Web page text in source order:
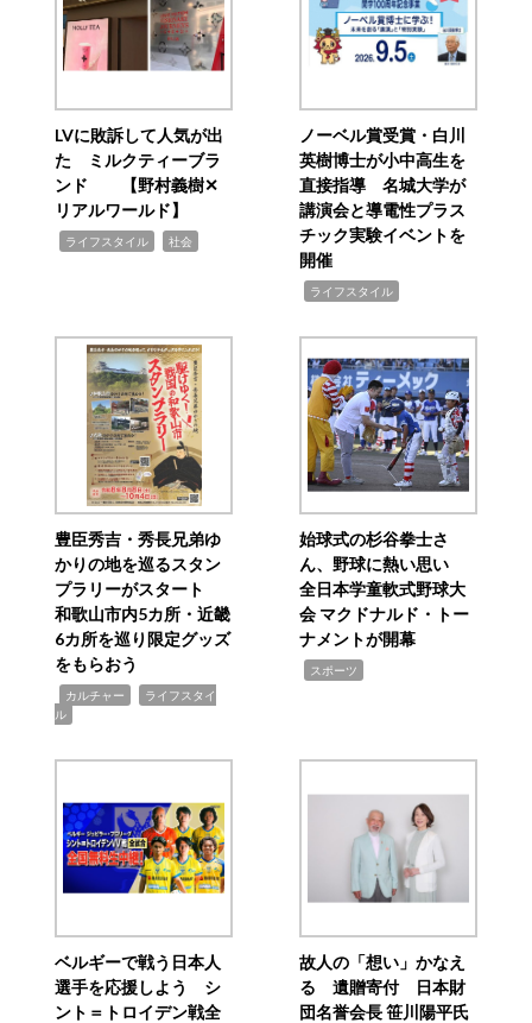
LVに敗訴して人気が出
た ミルクティーブラ
ンド 【野村義樹✕
リアルワールド】
ライフスタイル 社会
ノーベル賞受賞・白川
英樹博士が小中高生を
直接指導 名城大学が
講演会と導電性プラス
チック実験イベントを
開催
ライフスタイル
豊臣秀吉・秀長兄弟ゆ
かりの地を巡るスタン
プラリーがスタート
和歌山市内5カ所・近畿
6カ所を巡り限定グッズ
をもらおう
カルチャー
ライフスタイ
ル
始球式の杉谷拳士さ
ん、野球に熱い思い
全日本学童軟式野球大
会 マクドナルド・トー
ナメントが開幕
スポーツ
ベルギーで戦う日本人
選手を応援しよう シ
ント＝トロイデン戦全
故人の「想い」かなえ
る 遺贈寄付 日本財
団名誉会長 笹川陽平氏